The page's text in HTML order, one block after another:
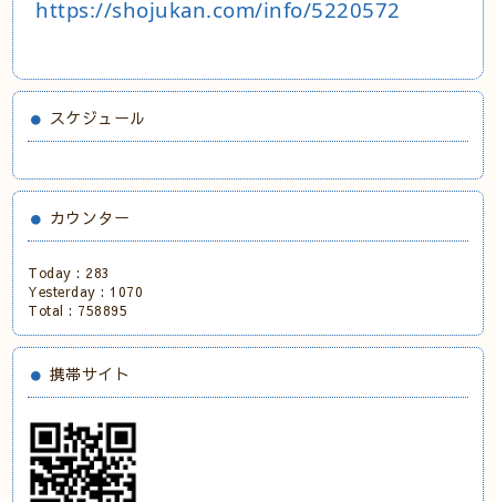
https://shojukan.com/info/5220572
スケジュール
カウンター
Today : 283
Yesterday : 1070
Total : 758895
携帯サイト